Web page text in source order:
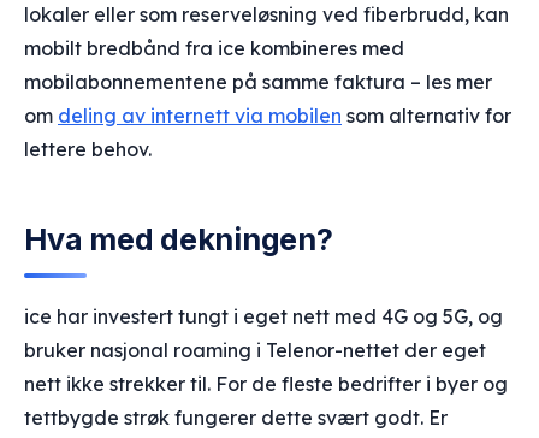
lokaler eller som reserveløsning ved fiberbrudd, kan
mobilt bredbånd fra ice kombineres med
mobilabonnementene på samme faktura – les mer
om deling av internett via mobilen som alternativ for
lettere behov.
Hva med dekningen?
ice har investert tungt i eget nett med 4G og 5G, og
bruker nasjonal roaming i Telenor-nettet der eget
nett ikke strekker til. For de fleste bedrifter i byer og
tettbygde strøk fungerer dette svært godt. Er